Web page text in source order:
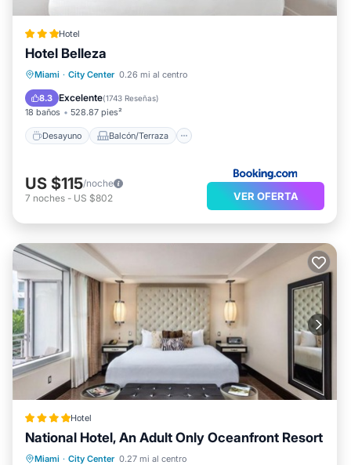
Hotel
Hotel Belleza
Miami · City Center 0.26 mi al centro
8.3 Excelente(1743 Reseñas)
18 baños 528.87 pies²
Desayuno Balcón/Terraza
Desayuno Balcón/Terraza
Cocina
US $115/noche
7 noches - US $802 VER OFERTA
Hotel
National Hotel, An Adult Only Oceanfront Resort
Miami · City Center 0.27 mi al centro
Playa privada
Frente al mar